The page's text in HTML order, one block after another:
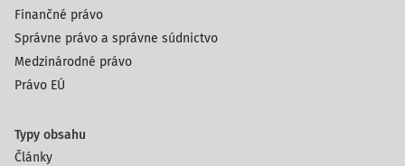
Finančné právo
Správne právo a správne súdnictvo
Medzinárodné právo
Právo EÚ
Typy obsahu
Články